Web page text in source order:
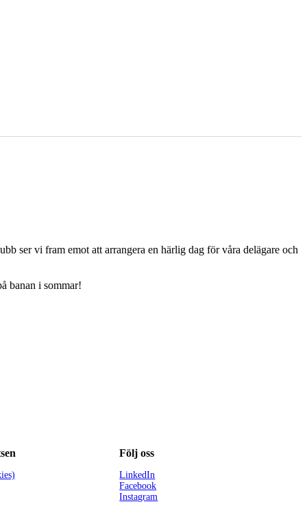
ser vi fram emot att arrangera en härlig dag för våra delägare och
banan i sommar!
Följ oss
LinkedIn
Facebook
Instagram